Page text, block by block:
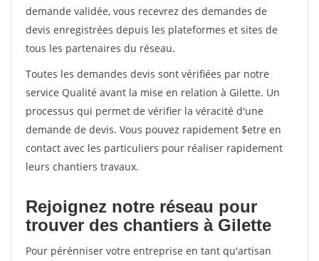
demande validée, vous recevrez des demandes de
devis enregistrées depuis les plateformes et sites de
tous les partenaires du réseau.
Toutes les demandes devis sont vérifiées par notre
service Qualité avant la mise en relation à Gilette. Un
processus qui permet de vérifier la véracité d'une
demande de devis. Vous pouvez rapidement $etre en
contact avec les particuliers pour réaliser rapidement
leurs chantiers travaux.
Rejoignez notre réseau pour
trouver des chantiers à Gilette
Pour pérénniser votre entreprise en tant qu'artisan